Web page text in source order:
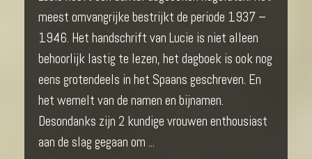
meest omvangrijke bestrijkt de periode 1937 –
1946. Het handschrift van Lucie is niet alleen
behoorlijk lastig te lezen, het dagboek is ook nog
eens grotendeels in het Spaans geschreven. En
het wemelt van de namen en bijnamen.
Desondanks zijn 2 kundige vrouwen enthousiast
aan de slag gegaan om ...